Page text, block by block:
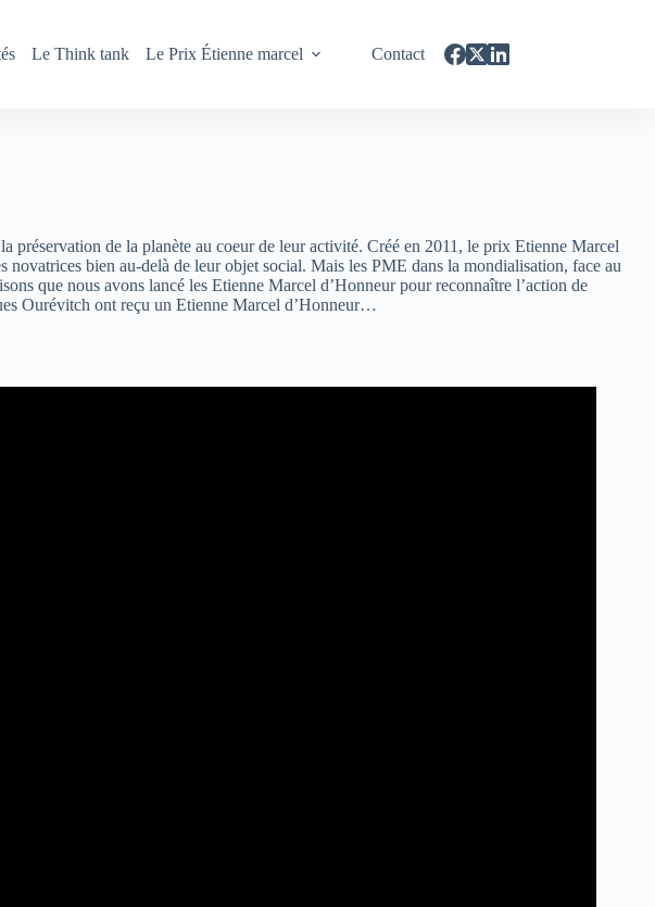
Le Think tank Le Prix Étienne marcel Contact
de la planète au coeur de leur activité. Créé en 2011, le prix Etienne Marcel
bien au-delà de leur objet social. Mais les PME dans la mondialisation, face au
que nous avons lancé les Etienne Marcel d’Honneur pour reconnaître l’action de
Ourévitch ont reçu un Etienne Marcel d’Honneur…